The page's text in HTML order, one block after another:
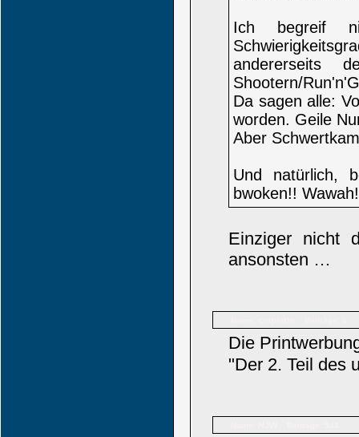
Ich begreif
andererseits
Shootern/
Da sagen alle:
worden. Geile
Aber
Und natürlich,
bwoken!! Wawah!
Einziger nicht
ansonsten …
Die
"Der 2. Teil des